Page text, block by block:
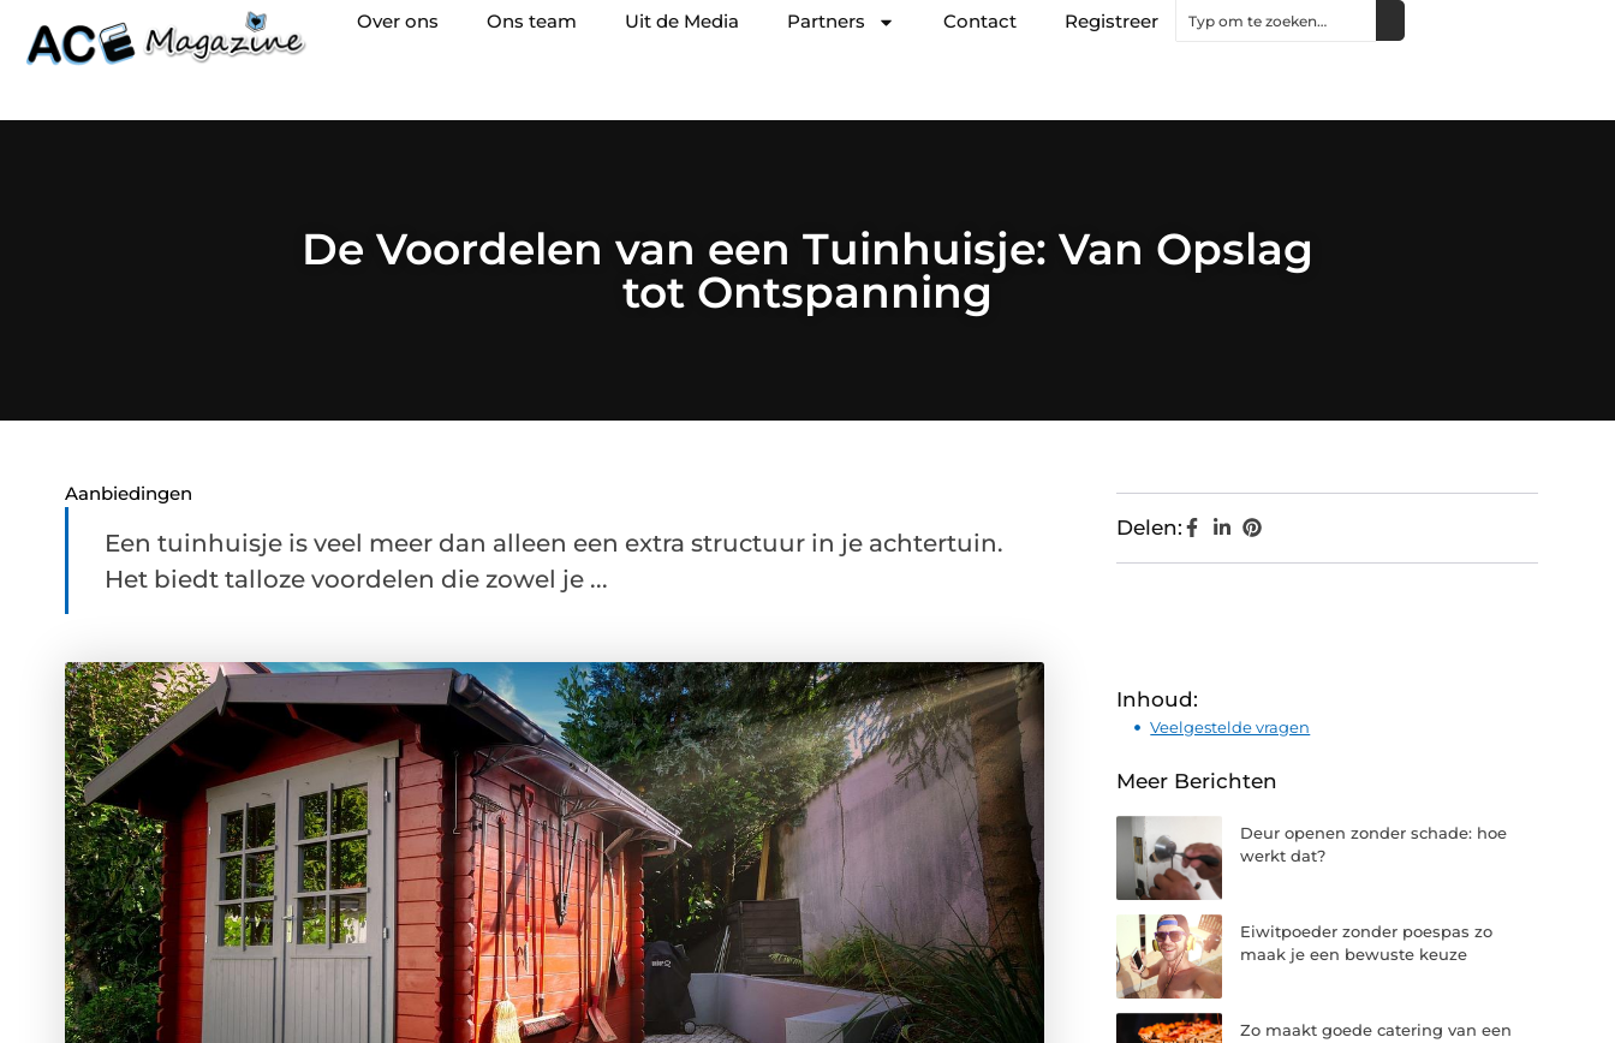
Over ons Ons team Uit de Media Partners Contact Registreer
De Voordelen van een Tuinhuisje: Van Opslag
tot Ontspanning
Aanbiedingen
Een tuinhuisje is veel meer dan alleen een extra structuur in je achtertuin.
Het biedt talloze voordelen die zowel je ...
Delen:
Inhoud:
Veelgestelde vragen
Meer Berichten
Deur openen zonder schade: hoe
werkt dat?
Eiwitpoeder zonder poespas zo
maak je een bewuste keuze
Zo maakt goede catering van een